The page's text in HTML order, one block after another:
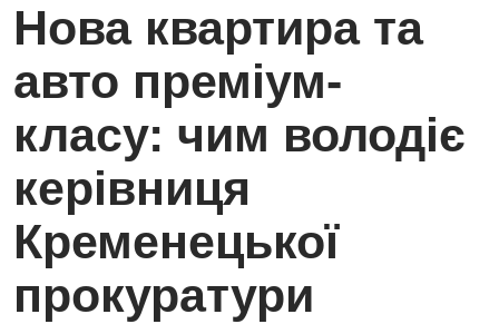
Нова квартира та
авто преміум-
класу: чим володіє
керівниця
Кременецької
прокуратури